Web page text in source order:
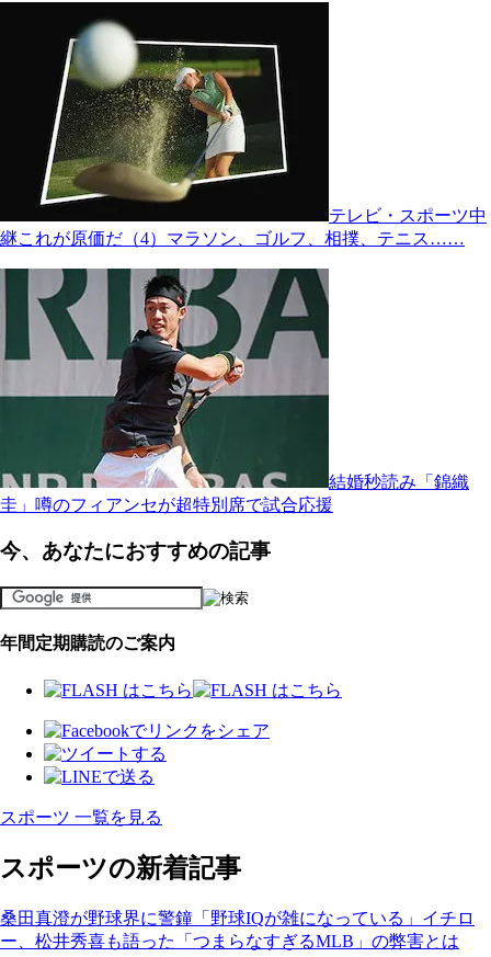
テレビ・スポーツ中
継これが原価だ（4）マラソン、ゴルフ、相撲、テニス……
結婚秒読み「錦織
圭」噂のフィアンセが超特別席で試合応援
今、あなたにおすすめの記事
年間定期購読のご案内
スポーツ 一覧を見る
スポーツの新着記事
桑田真澄が野球界に警鐘「野球IQが雑になっている」イチロ
ー、松井秀喜も語った「つまらなすぎるMLB」の弊害とは